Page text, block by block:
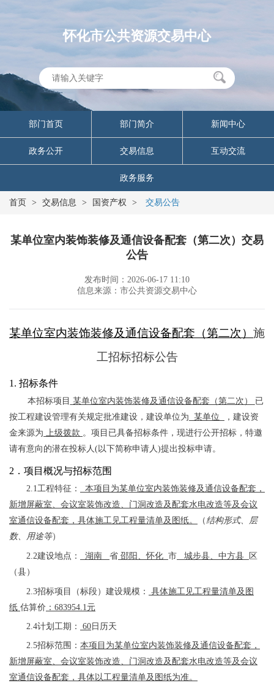
怀化市公共资源交易中心
部门首页 部门简介 新闻中心
政务公开 交易信息 互动交流
政务服务
首页 > 交易信息 > 国资产权 > 交易公告
某单位室内装饰装修及通信设备配套（第二次）交易
公告
发布时间：2026-06-17 11:10
信息来源：市公共资源交易中心
某单位室内装饰装修及通信设备配套（第二次） 施
工招标招标公告
1. 招标条件
本招标项目 某单位室内装饰装修及通信设备配套（第二次）
已
按工程建设管理有关规定批准建设，建设单位为 某单位
，建设资
金来源为 上级拨款 。项目已具备招标条件，现进行公开招标，特邀
请有意向的潜在投标人(以下简称申请人)提出投标申请。
2．项目概况与招标范围
2.1工程特征 ：
本项目为某单位室内装饰装修及通信设备配套，
新增屏蔽室、会议室装饰改造、门洞改造及配套水电改造等及会议
室通信设备配套，具体施工见工程量清单及图纸。
（结构形式、层
数、用途等）
2.2建设地点： 湖南 省 邵阳 、怀化 市 城步县、 中方县
区
（县）
2.3招标项目（标段）建设规模：
具体施工见工程量清单及图
纸 估算价 ： 683954.1元
2.4计划工期： 60 日历天
2.5招标范围： 本项目为某单位室内装饰装修及通信设备配套，
新增屏蔽室、会议室装饰改造、门洞改造及配套水电改造等及会议
室通信设备配套 ，具体以工程量清单及图纸为准。